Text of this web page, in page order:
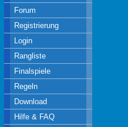
Forum
Registrierung
Login
Rangliste
Finalspiele
Regeln
Download
Hilfe & FAQ